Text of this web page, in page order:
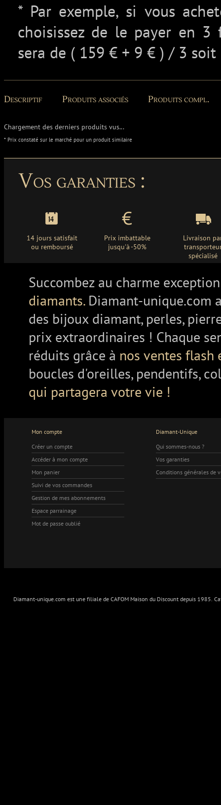
* Par exemple, si vous
choisissez de le payer en
sera de ( 159 € + 9 € ) / 3 soit
Descriptif Produits associés Produits compl.
Chargement des derniers produits vus...
* Prix constaté sur le marché pour un produit similaire
Vos garanties :
14 jours satisfait
ou remboursé
Prix imbattable
jusqu'à -50%
Livraison
spécialisé
Succombez au charme
diamants. Diamant-unique.com
des bijoux diamant, perles,
prix extraordinaires ! Chaque
réduits grâce à nos ventes
boucles d'oreilles, pendentifs,
qui partagera votre vie !
Mon compte
Créer un compte
Accéder à mon compte
Mon panier
Suivi de vos commandes
Gestion de mes abonnements
Espace parrainage
Mot de passe oublié
Diamant-Unique
Qui sommes-nous ?
Vos garanties
Conditions générales de
Diamant-unique.com est une filiale de CAFOM Maison du Discount depuis 1985.